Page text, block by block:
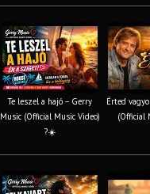
Te leszel a hajó – Gerry
Music (Official Music Video)
?☀️
Érted
(Official